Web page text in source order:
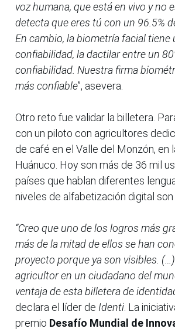
voz humana, que está en vivo y no
detecta que eres tú con un 96.5%
En cambio, la biometría facial tiene
confiabilidad, la dactilar entre un
confiabilidad. Nuestra firma
más confiable”, asevera.
Otro reto fue validar la billetera.
con un piloto con agricultores
de café en el Valle del Monzón, en
Huánuco. Hoy son más de 36 mil
países que hablan diferentes
niveles de alfabetización digital son
“Creo que uno de los logros más
más de la mitad de ellos se han
proyecto porque ya son visibles.
agricultor en un ciudadano del
ventaja de esta billetera de
declara el líder de Identi . La
premio Desafío Mundial de